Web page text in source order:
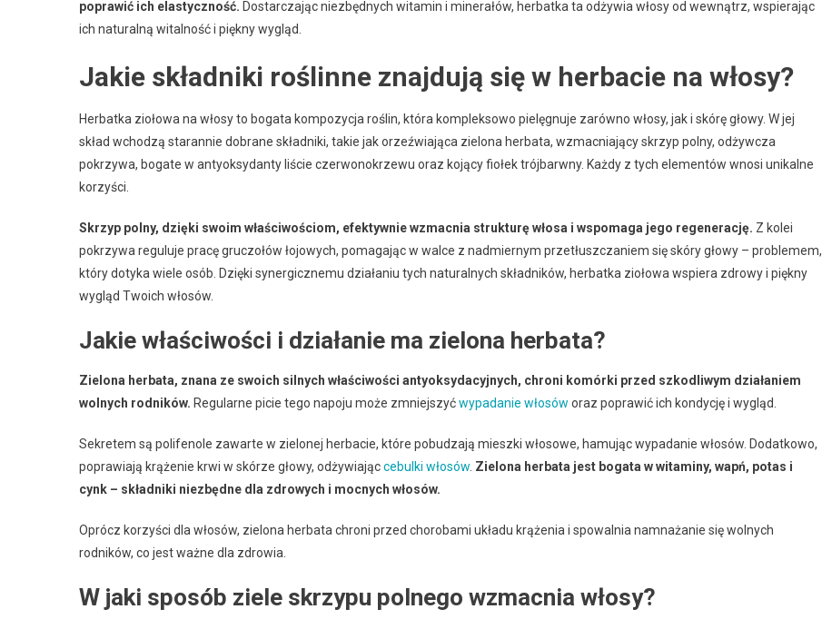
poprawić ich elastyczność. Dostarczając niezbędnych witamin i minerałów, herbatka ta odżywia włosy od wewnątrz, wspierając
ich naturalną witalność i piękny wygląd.
Jakie składniki roślinne znajdują się w herbacie na włosy?
Herbatka ziołowa na włosy to bogata kompozycja roślin, która kompleksowo pielęgnuje zarówno włosy, jak i skórę głowy. W jej
skład wchodzą starannie dobrane składniki, takie jak orzeźwiająca zielona herbata, wzmacniający skrzyp polny, odżywcza
pokrzywa, bogate w antyoksydanty liście czerwonokrzewu oraz kojący fiołek trójbarwny. Każdy z tych elementów wnosi unikalne
korzyści.
Skrzyp polny, dzięki swoim właściwościom, efektywnie wzmacnia strukturę włosa i wspomaga jego regenerację. Z kolei
pokrzywa reguluje pracę gruczołów łojowych, pomagając w walce z nadmiernym przetłuszczaniem się skóry głowy – problemem,
który dotyka wiele osób. Dzięki synergicznemu działaniu tych naturalnych składników, herbatka ziołowa wspiera zdrowy i piękny
wygląd Twoich włosów.
Jakie właściwości i działanie ma zielona herbata?
Zielona herbata, znana ze swoich silnych właściwości antyoksydacyjnych, chroni komórki przed szkodliwym działaniem
wolnych rodników. Regularne picie tego napoju może zmniejszyćwypadanie włosów oraz poprawić ich kondycję i wygląd.
Sekretem są polifenole zawarte w zielonej herbacie, które pobudzają mieszki włosowe, hamując wypadanie włosów. Dodatkowo,
poprawiają krążenie krwi w skórze głowy, odżywiająccebulki włosów Zielona herbata jest bogata w witaminy, wapń, potas i
cynk – składniki niezbędne dla zdrowych i mocnych włosów.
Oprócz korzyści dla włosów, zielona herbata chroni przed chorobami układu krążenia i spowalnia namnażanie się wolnych
rodników, co jest ważne dla zdrowia.
W jaki sposób ziele skrzypu polnego wzmacnia włosy?